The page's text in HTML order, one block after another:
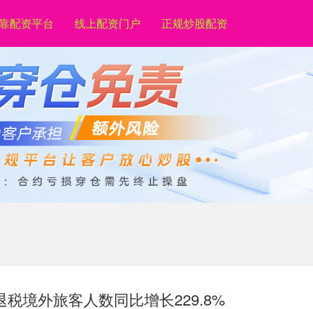
配资平台 线上配资门户 正规炒股配资
境外旅客人数同比增长229.8%